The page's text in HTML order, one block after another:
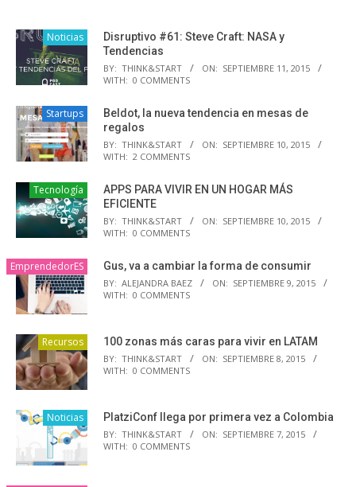
Noticias
Disruptivo #61: Steve Craft: NASA y
Tendencias
BY: THINK&START ON: SEPTIEMBRE 11, 2015
WITH: 0 COMMENTS
Startups
Beldot, la nueva tendencia en mesas de
regalos
BY: THINK&START ON: SEPTIEMBRE 10, 2015
WITH: 2 COMMENTS
Tecnología
APPS PARA VIVIR EN UN HOGAR MÁS
EFICIENTE
BY: THINK&START ON: SEPTIEMBRE 10, 2015
WITH: 0 COMMENTS
EmprendedorES Gus, va a cambiar la forma de consumir
BY: ALEJANDRA BAEZ ON: SEPTIEMBRE 9, 2015
WITH: 0 COMMENTS
Recursos 100 zonas más caras para vivir en LATAM
BY: THINK&START ON: SEPTIEMBRE 8, 2015
WITH: 0 COMMENTS
Noticias PlatziConf llega por primera vez a Colombia
BY: THINK&START ON: SEPTIEMBRE 7, 2015
WITH: 0 COMMENTS